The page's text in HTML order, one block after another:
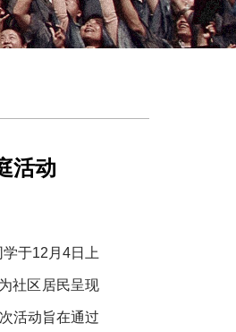
活动
于12月4日上
社区居民呈现
活动旨在通过